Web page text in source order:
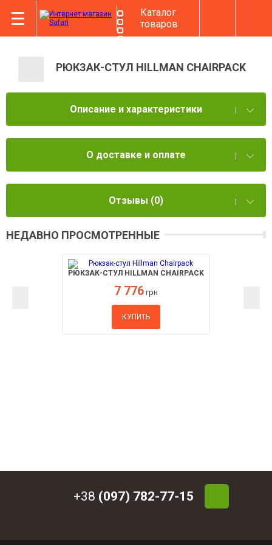
Каталог
товаров
РЮКЗАК-СТУЛ HILLMAN CHAIRPACK
Описание и характеристики
О доставке и оплате
Отзывы (0)
НЕДАВНО ПРОСМОТРЕННЫЕ
РЮКЗАК-СТУЛ HILLMAN CHAIRPACK
7 776 грн
КУПИТЬ
+38 (097) 782-77-15